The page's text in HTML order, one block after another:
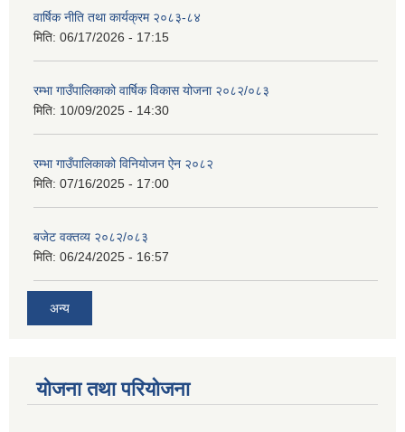
वार्षिक नीति तथा कार्यक्रम २०८३-८४
मिति: 06/17/2026 - 17:15
रम्भा गाउँपालिकाको वार्षिक विकास योजना २०८२/०८३
मिति: 10/09/2025 - 14:30
रम्भा गाउँपालिकाको विनियोजन ऐन २०८२
मिति: 07/16/2025 - 17:00
बजेट वक्तव्य २०८२/०८३
मिति: 06/24/2025 - 16:57
अन्य
योजना तथा परियोजना